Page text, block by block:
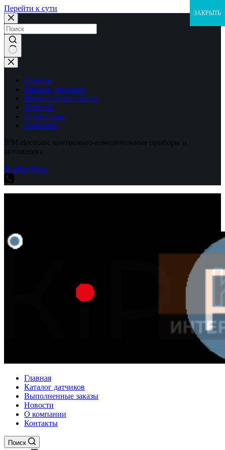
Перейти к сути
Ничего
не
найденоГлавная
Каталог датчиков
Выполненные заказы
Новости
О компании
Контакты
IFM electronic контрольно-измерительные приборы и
автоматика
Explore Shop
Главная
Каталог датчиков
Выполненные заказы
Новости
О компании
Контакты
Поиск
ЗАКРЫТЬ